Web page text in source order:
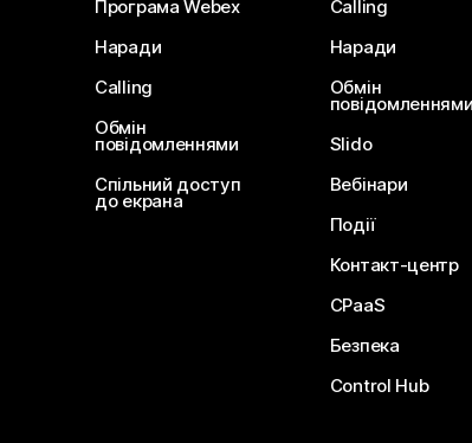
Програма Webex
Наради
Calling
Обмін
повідомленнями
Спільний доступ
до екрана
Calling
Наради
Обмін
повідомленнями
Slido
Вебінари
Події
Контакт-центр
CPaaS
Безпека
Control Hub